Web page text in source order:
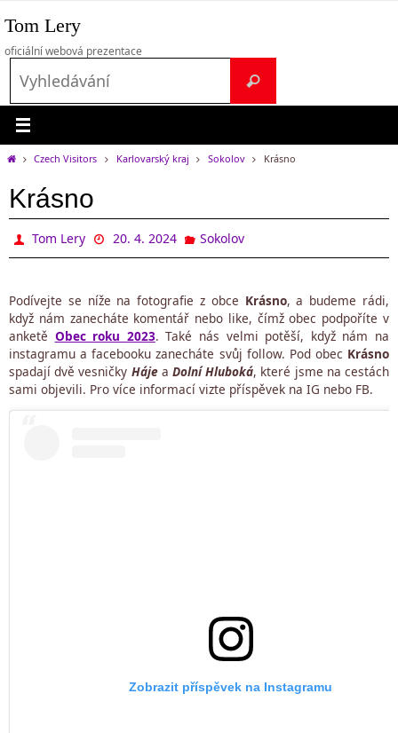
na
obsah
Tom Lery
oficiální webová prezentace
Vyhledávání
HomeCzech Visitors Karlovarský kraj Sokolov Krásno
Krásno
Tom Lery 20. 4. 2024 Sokolov
Podívejte se níže na fotografie z obce Krásno, a budeme rádi,
když nám zanecháte komentář nebo like, čímž obec podpoříte v
anketě Obec roku 2023. Také nás velmi potěší, když nám na
instagramu a facebooku zanecháte svůj follow. Pod obec Krásno
spadají dvě vesničky Háje aDolní Hluboká, které jsme na cestách
sami objevili. Pro více informací vizte příspěvek na IG nebo FB.
Zobrazit příspěvek na Instagramu